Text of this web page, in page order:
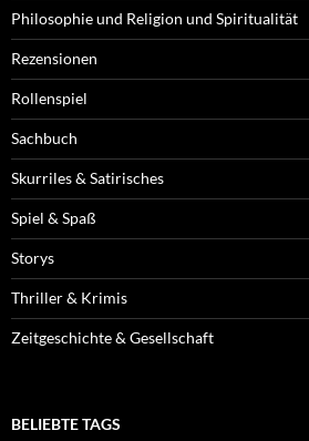
Philosophie und Religion und Spiritualität
Rezensionen
Rollenspiel
Sachbuch
Skurriles & Satirisches
Spiel & Spaß
Storys
Thriller & Krimis
Zeitgeschichte & Gesellschaft
BELIEBTE TAGS